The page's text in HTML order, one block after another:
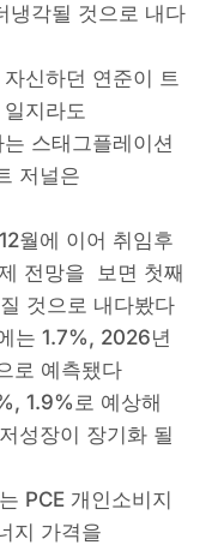
냉각될 것으로 내다
신하던 연준이 트
지라도
스태그플레이션
저널은
월에 이어 취임후
전망을 보면 첫째
것으로 내다봤다
는 1.7%, 2026년
로 예측됐다
1.9%로 예상해
성장이 장기화 될
PCE 개인소비지
지 가격을